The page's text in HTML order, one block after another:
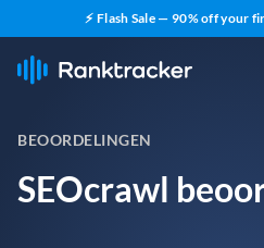
⚡ Flash Sale — 90% off your
BEOORDELINGEN
SEOcrawl